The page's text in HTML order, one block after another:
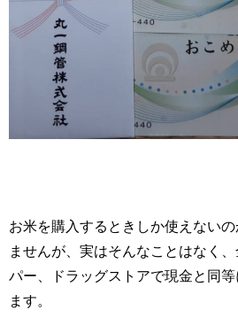
お米を購入するときしか使えない
ませんが、実はそんなことはなく
パー、ドラッグストアで現金と同
ます。